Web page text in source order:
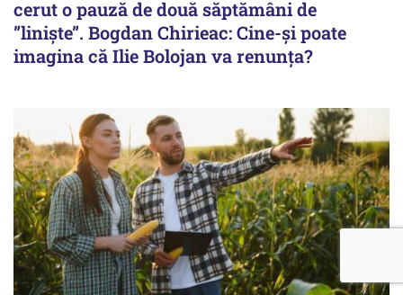
cerut o pauză de două săptămâni de
”liniște”. Bogdan Chirieac: Cine-și poate
imagina că Ilie Bolojan va renunța?